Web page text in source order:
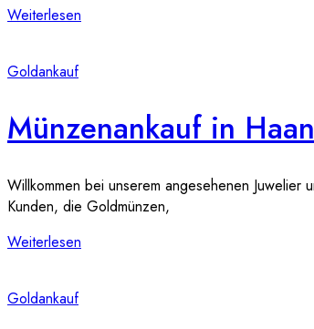
Weiterlesen
Goldankauf
Münzenankauf in Haan
Willkommen bei unserem angesehenen
Kunden, die Goldmünzen,
Weiterlesen
Goldankauf